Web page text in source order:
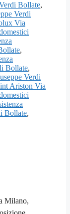
Bollate,
Verdi
Via
,
Bollate,
Verdi
Ariston Via
Bollate,
Milano,